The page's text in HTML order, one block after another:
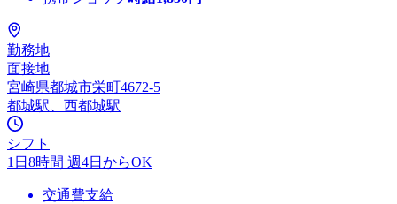
勤務地
面接地
宮崎県都城市栄町4672-5
都城駅、西都城駅
シフト
1日8時間 週4日からOK
交通費支給